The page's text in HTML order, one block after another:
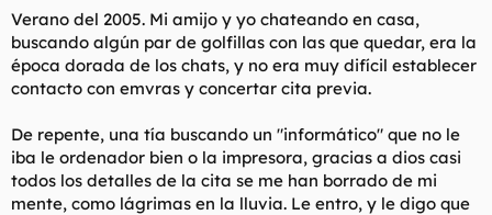
:
Verano del 2005. Mi amijo y yo chateando en casa,
buscando algún par de golfillas con las que quedar, era la
época dorada de los chats, y no era muy difícil establecer
contacto con emvras y concertar cita previa.
De repente, una tía buscando un "informático" que no le
iba le ordenador bien o la impresora, gracias a dios casi
todos los detalles de la cita se me han borrado de mi
mente, como lágrimas en la lluvia. Le entro, y le digo que